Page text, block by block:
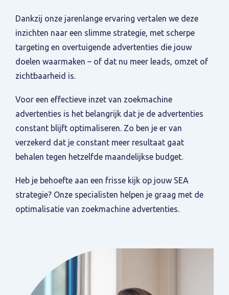
Dankzij onze jarenlange ervaring vertalen we deze
inzichten naar een slimme strategie, met scherpe
targeting en overtuigende advertenties die jouw
doelen waarmaken – of dat nu meer leads, omzet of
zichtbaarheid is.
Voor een effectieve inzet van zoekmachine
advertenties is het belangrijk dat je de advertenties
constant blijft optimaliseren. Zo ben je er van
verzekerd dat je constant meer resultaat gaat
behalen tegen hetzelfde maandelijkse budget.
Heb je behoefte aan een frisse kijk op jouw SEA
strategie? Onze specialisten helpen je graag met de
optimalisatie van zoekmachine advertenties.